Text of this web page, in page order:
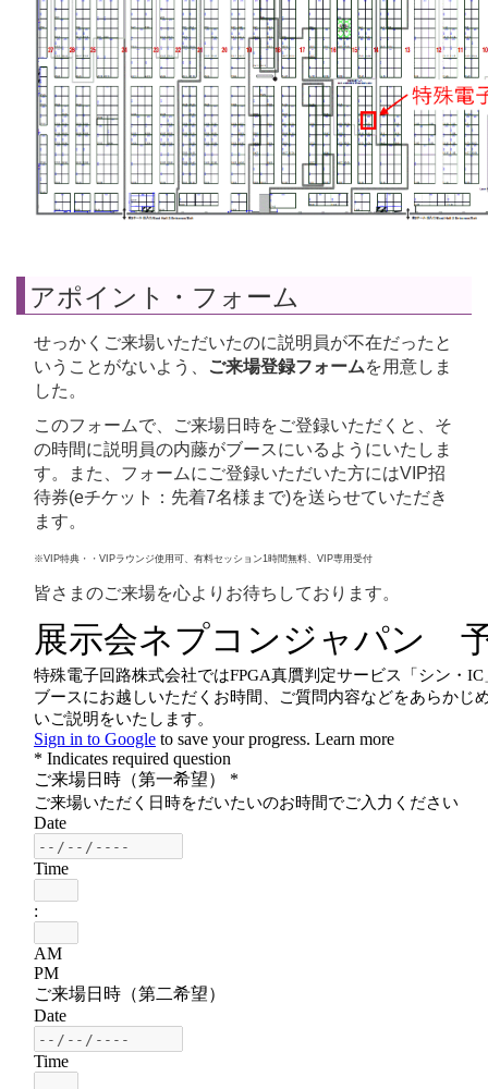
アポイント・フォーム
せっかくご来場いただいたのに説明員が不在だったと
いうことがないよう、
ご来場登録フォームを用意しま
した。
このフォームで、ご来場日時をご登録いただくと、そ
の時間に説明員の内藤がブースにいるようにいたしま
す。また、フォームにご登録いただいた方にはVIP招
待券(eチケット：先着7名様まで)を送らせていただき
ます。
※VIP特典・・VIPラウンジ使用可、有料セッション1時間無料、VIP専用受付
皆さまのご来場を心よりお待ちしております。